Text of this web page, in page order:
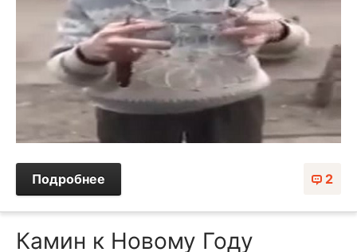
2
Подробнее
Камин к Новому Году